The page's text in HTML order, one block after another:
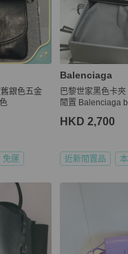
銀色五金
免運
Balenciaga
巴黎世家黑色卡
閒置 Balenciaga
HKD 2,700
近新閒置品